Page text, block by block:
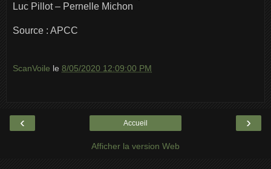
Luc Pillot – Pernelle Michon
Source : APCC
ScanVoile le 8/05/2020 12:09:00 PM
‹ ›
Accueil
Afficher la version Web